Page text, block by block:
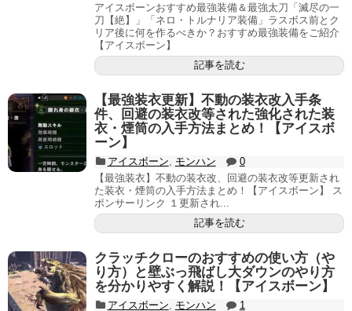
アイスボーンおすすめ最強装備＆最強太刀「滅尽の一
刀【絶】」「ネロ・トルナリア装備」ラスボス前とク
リア後に何を作るべきか？おすすめ最強装備をご紹介
【アイスボーン】
記事を読む
【最強装衣更新】不動の装衣改入手条
件、回避の装衣改等された強化された装
衣・煙筒の入手方法まとめ！【アイスボ
ーン】
アイスボーン モンハン
0
【最強装衣】不動の装衣改、回避の装衣改等更新され
た装衣・煙筒の入手方法まとめ！【アイスボーン】 ス
ポンサーリンク １更新され...
記事を読む
クラッチクローのおすすめの使い方（や
り方）と壁ぶっ飛ばし大ダウンのやり方
を分かりやすく解説！【アイスボーン】
アイスボーン モンハン
1